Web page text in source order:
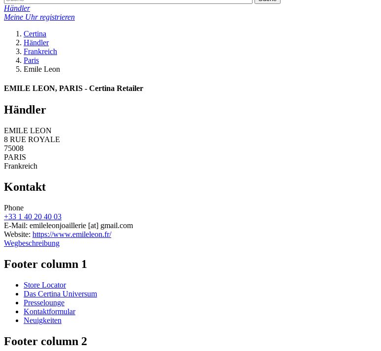
Händler
Meine Uhr registrieren
Certina
Händler
Frankreich
Paris
Emile Leon
EMILE LEON, PARIS - Certina Retailer
Händler
EMILE LEON
8 RUE ROYALE
75008
PARIS
Frankreich
Kontakt
Phone
+33 1 40 20 40 03
E-Mail: emileleonjoaillerie [at] gmail.com
Website: https://www.emileleon.fr/
Wegbeschreibung
Footer column 1
Store Locator
Das Certina Universum
Presselounge
Kontaktformular
Neuigkeiten
Footer column 2